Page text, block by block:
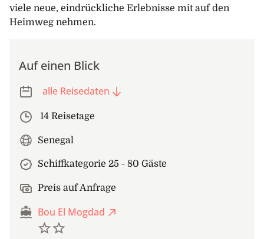
viele neue, eindrückliche Erlebnisse mit auf den
Heimweg nehmen.
Auf einen Blick
alle Reisedaten
14 Reisetage
Senegal
Schiffkategorie 25 - 80 Gäste
Preis auf Anfrage
Bou El Mogdad